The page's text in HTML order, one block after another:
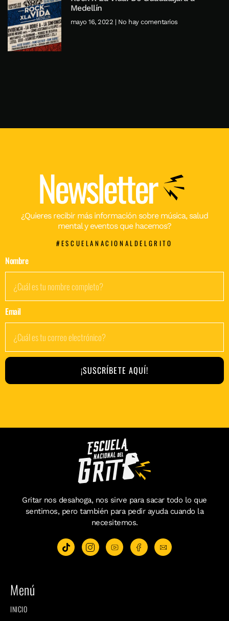
Medellín
mayo 16, 2022 No hay comentarios
Newsletter
¿Quieres recibir más información sobre música, salud
mental y eventos que hacemos?
#ESCUELANACIONALDELGRITO
Nombre
Email
¡SUSCRÍBETE AQUÍ!
Gritar nos desahoga, nos sirve para sacar todo lo que
sentimos, pero también para pedir ayuda cuando la
necesitemos.
Menú
INICIO